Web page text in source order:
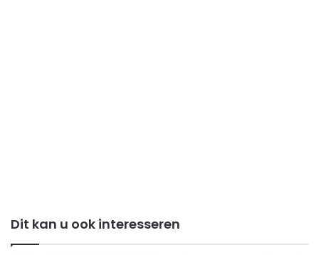
Dit kan u ook interesseren